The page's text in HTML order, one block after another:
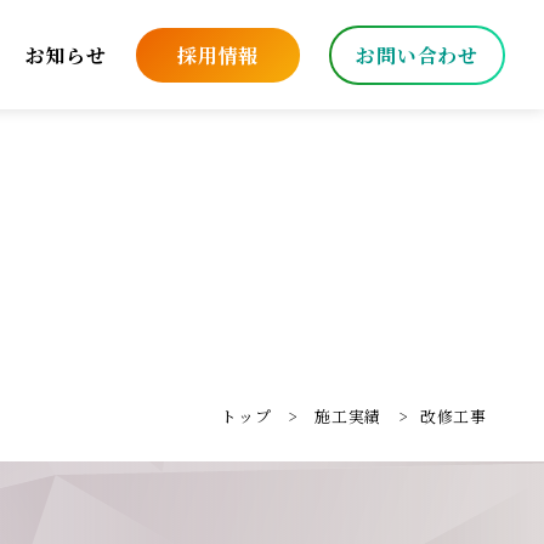
お知らせ 採用情報 お問い合わせ
トップ 施工実績 改修工事